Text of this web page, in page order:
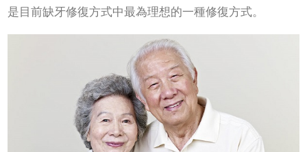
是目前缺牙修復方式中最為理想的一種修復方式。